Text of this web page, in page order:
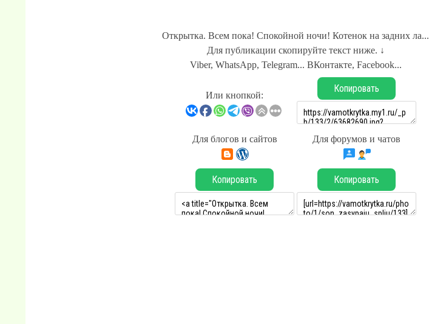
Открытка. Всем пока! Спокойной ночи! Котенок на задних ла...
Для публикации скопируйте текст ниже. ↓
Viber, WhatsApp, Telegram... ВКонтакте, Facebook...
Или кнопкой:
Копировать
Для блогов и сайтов Для форумов и чатов
Копировать Копировать